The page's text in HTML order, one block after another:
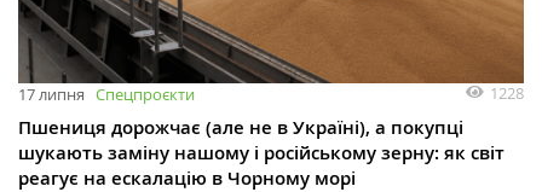
17 липня Спецпроєкти 1228
Пшениця дорожчає (але не в Україні), а покупці
шукають заміну нашому і російському зерну: як світ
реагує на ескалацію в Чорному морі